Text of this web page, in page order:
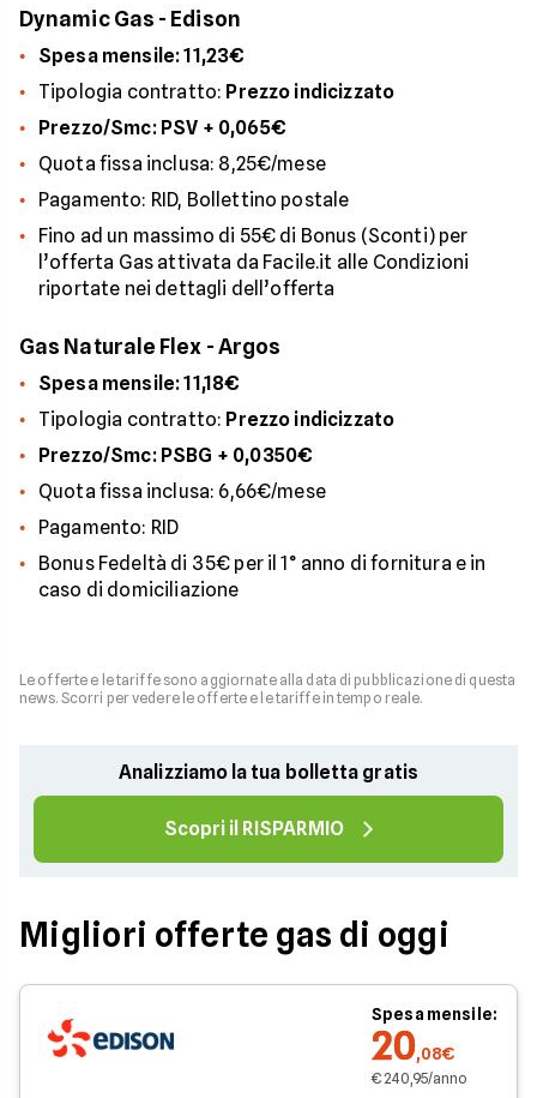
Dynamic Gas - Edison
Spesa mensile: 11,23€
Tipologia contratto: Prezzo indicizzato
Prezzo/Smc: PSV + 0,065€
Quota fissa inclusa: 8,25€/mese
Pagamento: RID, Bollettino postale
Fino ad un massimo di 55€ di Bonus (Sconti) per
l’offerta Gas attivata da Facile.it alle Condizioni
riportate nei dettagli dell’offerta
Gas Naturale Flex - Argos
Spesa mensile: 11,18€
Tipologia contratto: Prezzo indicizzato
Prezzo/Smc: PSBG + 0,0350€
Quota fissa inclusa: 6,66€/mese
Pagamento: RID
Bonus Fedeltà di 35€ per il 1° anno di fornitura e in
caso di domiciliazione
Le offerte e le tariffe sono aggiornate alla data di pubblicazione di questa
news. Scorri per vedere le offerte e le tariffe in tempo reale.
Analizziamo la tua bolletta gratis
Scopri il RISPARMIO
Migliori offerte gas di oggi
Spesa mensile:
20,08€
€ 240,95/anno